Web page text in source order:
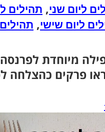
ליום שני, תהילים
ליום שישי,
מיוחדת
פרקים